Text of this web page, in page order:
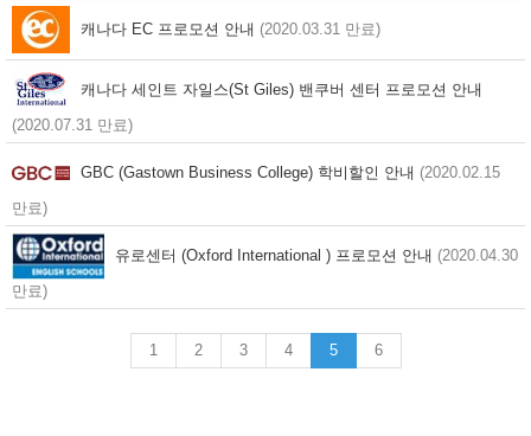
캐나다 EC 프로모션 안내 (2020.03.31 만료)
캐나다 세인트 자일스(St Giles) 밴쿠버 센터 프로모션 안내
(2020.07.31 만료)
GBC (Gastown Business College) 학비할인 안내 (2020.02.15
만료)
유로센터 (Oxford International ) 프로모션 안내 (2020.04.30
만료)
1 2 3 4 5 6